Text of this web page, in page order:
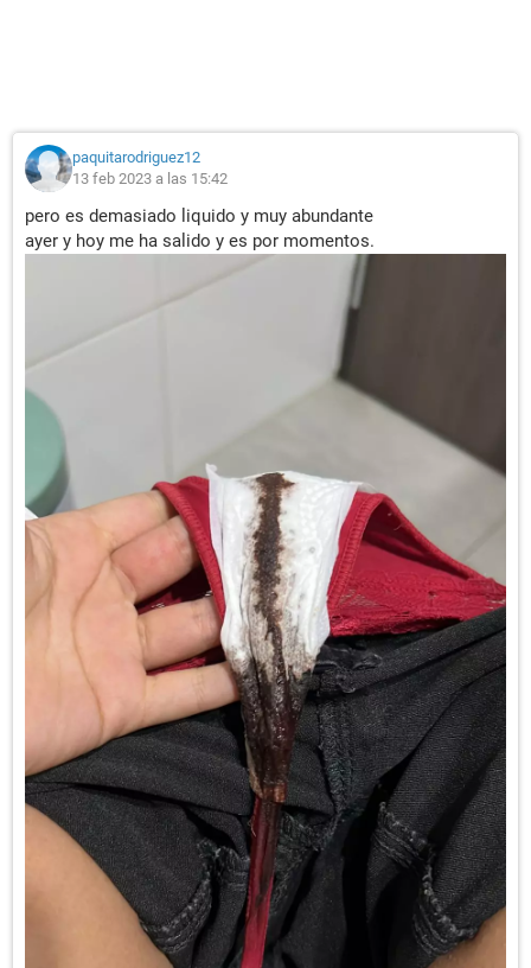
paquitarodriguez12
13 feb 2023 a las 15:42
pero es demasiado liquido y muy abundante
ayer y hoy me ha salido y es por momentos.